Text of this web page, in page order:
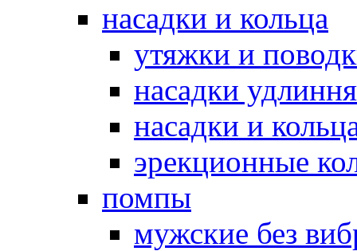
насадки и кольца
утяжки и
насадки
насадки и
эрекционные
помпы
мужские без